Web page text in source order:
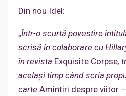
Din nou Idel:
„Într-o scurtă povestire
scrisă în colaborare cu
în revista Exquisite Corpse,
același timp când scria
carte Amintiri despre viitor